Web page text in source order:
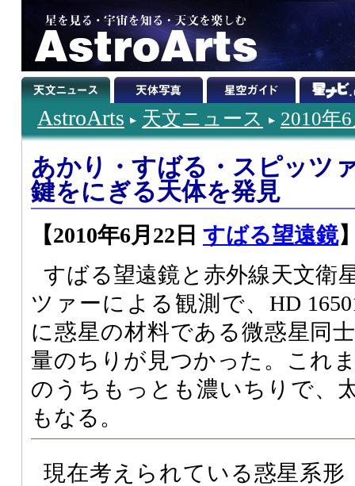
AstroArts 天文ニュース 2010年
あかり・すばる・スピッツ
鍵をにぎる天体を発見
【2010年6月22日 すばる望遠鏡
すばる望遠鏡と赤外線天文衛
ツァーによる観測で、HD
に惑星の材料である微惑星同
量のちりが見つかった。これ
のうちもっとも濃いちりで、
もなる。
現在考えられている惑星系形